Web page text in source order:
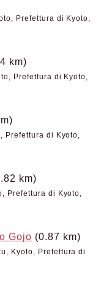
Prefettura di Kyoto,
km)
Prefettura di Kyoto,
Prefettura di Kyoto,
km)
Prefettura di Kyoto,
Gojo (0.87 km)
Kyoto, Prefettura di